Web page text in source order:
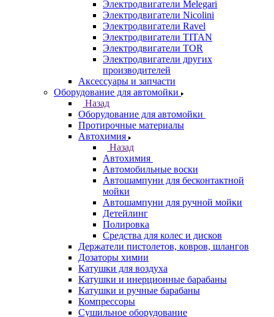
Электродвигатели Melegari
Электродвигатели Nicolini
Электродвигатели Ravel
Электродвигатели TITAN
Электродвигатели TOR
Электродвигатели других
производителей
Аксессуары и запчасти
Оборудование для автомойки
Назад
Оборудование для автомойки
Протирочные материалы
Автохимия
Назад
Автохимия
Автомобильные воски
Автошампуни для бесконтактной
мойки
Автошампуни для ручной мойки
Детейлинг
Полировка
Средства для колес и дисков
Держатели пистолетов, ковров, шлангов
Дозаторы химии
Катушки для воздуха
Катушки и инерционные барабаны
Катушки и ручные барабаны
Компрессоры
Сушильное оборудование